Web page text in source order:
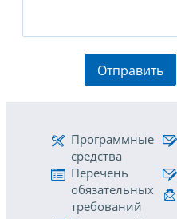
Отправить
Программные
средства
Перечень
обязательных
требований